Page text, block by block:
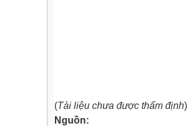
(Tài liệu chưa được thẩm định)
Nguồn: